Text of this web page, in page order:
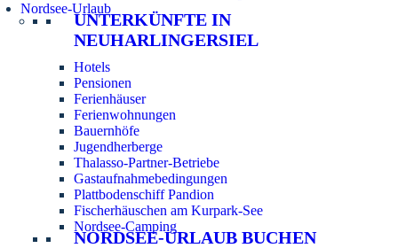
Nordsee-Urlaub
UNTERKÜNFTE IN
NEUHARLINGERSIEL
Hotels
Pensionen
Ferienhäuser
Ferienwohnungen
Bauernhöfe
Jugendherberge
Thalasso-Partner-Betriebe
Gastaufnahmebedingungen
Plattbodenschiff Pandion
Fischerhäuschen am Kurpark-See
Nordsee-Camping
NORDSEE-URLAUB BUCHEN